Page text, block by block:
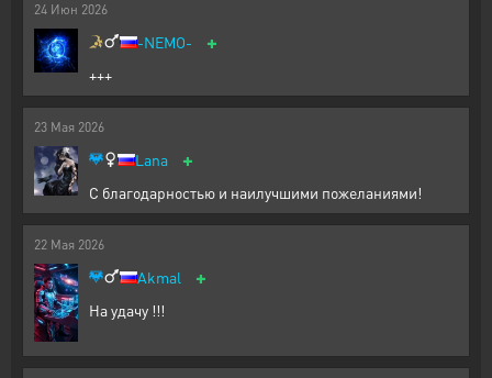
24 Июн 2026
-NEMO- +
+++
23 Мая 2026
Lana +
С благодарностью и наилучшими пожеланиями!
22 Мая 2026
Akmal +
На удачу !!!